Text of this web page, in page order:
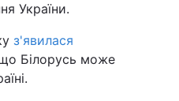
України.
з'явилася
Білорусь може